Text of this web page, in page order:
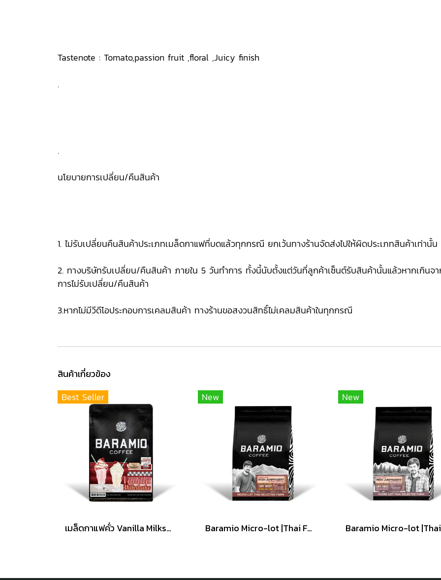
Tastenote : Tomato,passion fruit ,floral ,Juicy finish
.
.
นโยบายการเปลี่ยน/คืนสินค้า
1. ไม่รับเปลี่ยนคืนสินค้าประเภทเมล็ดกาแฟที่บดแล้วทุกกรณี ยกเว้นทางร้านจัดส่งไปให้ผิดประเภทสินค้าเท่านั้น
2. ทางบริษัทรับเปลี่ยน/คืนสินค้า ภายใน 5 วันทำการ ทั้งนี้นับตั้งแต่วันที่ลูกค้าเซ็นต์รับสินค้านั้นแล้วหากเกินจ
การไม่รับเปลี่ยน/คืนสินค้า
3.หากไม่มีวีดีโอประกอบการเคลมสินค้า ทางร้านขอสงวนสิทธิ์ไม่เคลมสินค้าในทุกกรณี
สินค้าเกี่ยวข้อง
Best Seller
เมล็ดกาแฟคั่ว Vanilla Milkshake 200 กรัม (Arabica100%)
New
Baramio Micro-lot |Thai Farm เมล็ดกาแฟคั่ว รุ่น wish Junprasert ( Natural yeast CIMA ) 200g. (Arabica100%)
New